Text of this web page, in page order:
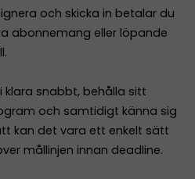
och skicka in betalar du
abonnemang eller löpande
klara snabbt, behålla sitt
och samtidigt känna sig
kan det vara ett enkelt sätt
mållinjen innan deadline.